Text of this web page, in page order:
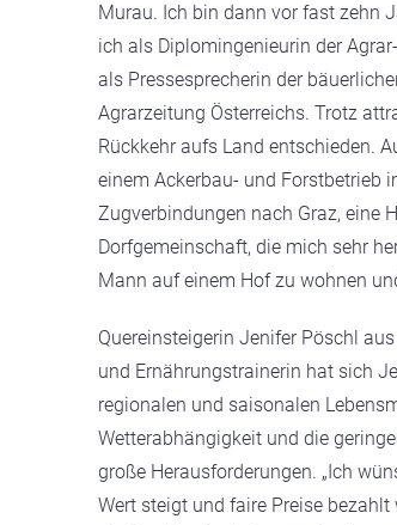
Murau. Ich bin dann vor fast zehn
ich als Diplomingenieurin der
als Pressesprecherin der
Agrarzeitung Österreichs. Trotz
Rückkehr aufs Land entschieden.
einem Ackerbau- und Forstbetrieb
Zugverbindungen nach Graz, eine
Dorfgemeinschaft, die mich sehr
Mann auf einem Hof zu wohnen
Quereinsteigerin Jenifer Pöschl
und Ernährungstrainerin hat sich
regionalen und saisonalen
Wetterabhängigkeit und die
große Herausforderungen. „Ich
Wert steigt und faire Preise bezahlt